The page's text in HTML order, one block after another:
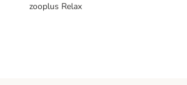
zooplus Relax